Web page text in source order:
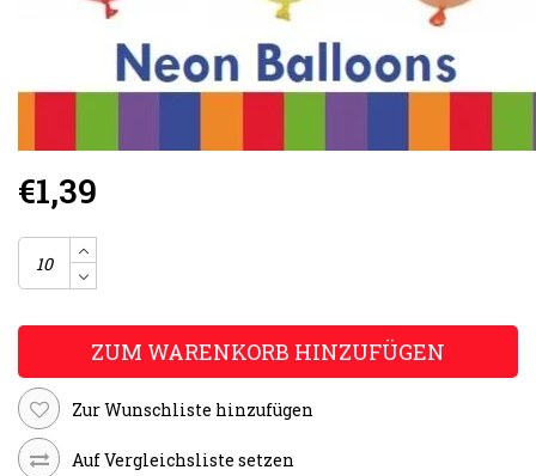
€1,39
ZUM WARENKORB HINZUFÜGEN
Zur Wunschliste hinzufügen
Auf Vergleichsliste setzen